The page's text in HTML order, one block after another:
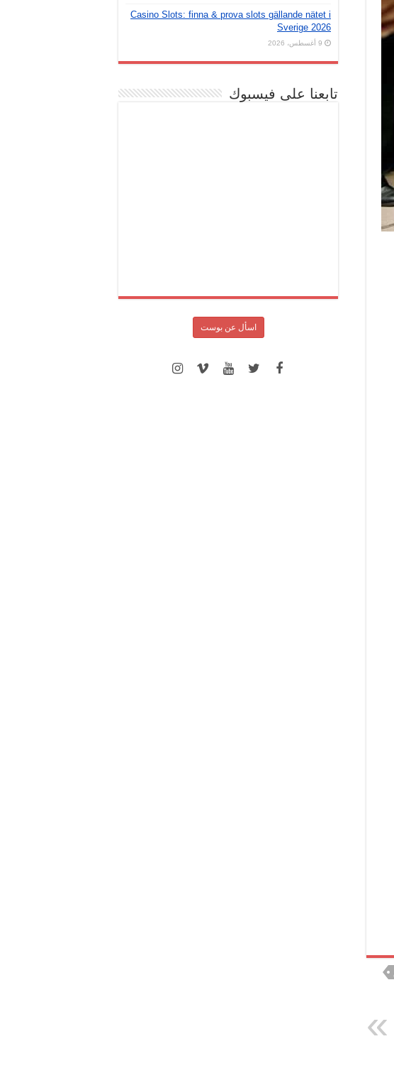
Casino Slots: finna & prova slots gällande nätet i
Sverige 2026
9 أغسطس، 2026
تابعنا على فيسبوك
اسأل عن بوست